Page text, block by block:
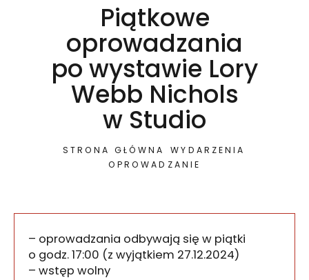
Piątkowe
oprowadzania
po wystawie Lory
Webb Nichols
w Studio
STRONA GŁÓWNA
WYDARZENIA
OPROWADZANIE
– oprowadzania odbywają się w piątki
o godz. 17:00 (z wyjątkiem 27.12.2024)
– wstęp wolny